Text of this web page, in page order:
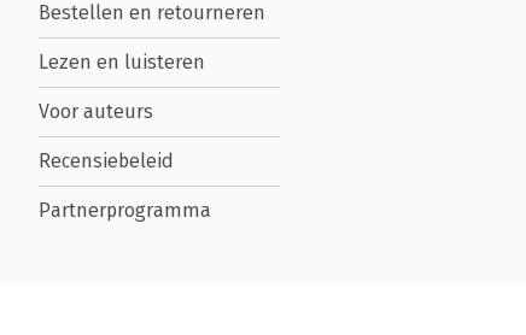
Bestellen en retourneren
Lezen en luisteren
Voor auteurs
Recensiebeleid
Partnerprogramma